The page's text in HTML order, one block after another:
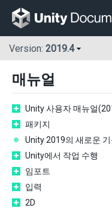
Version: 2019.4
매뉴얼
Unity 사용자 매뉴얼
패키지
Unity 2019의 새로운 기
Unity에서 작업 수행
임포트
입력
2D